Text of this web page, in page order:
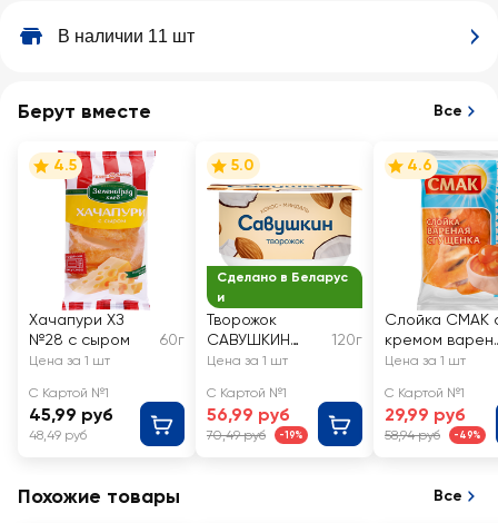
В наличии 11 шт
Берут вместе Все
4.5
Хачапури ХЗ
№28 с сыром
60г
Цена за 1 шт
С Картой №1
45,99 руб
48,49 руб
Сделано в Беларус
и
5.0
Творожок
САВУШКИН
Кокос, миндаль
120г
Цена за 1 шт
С Картой №1
56,99 руб
70,49 руб -19%
4.6
Слойка СМАК
кремом
сгущенка
Цена за 1 шт
С Картой №1
29,99 руб
58,94 руб -49%
Похожие товары Все